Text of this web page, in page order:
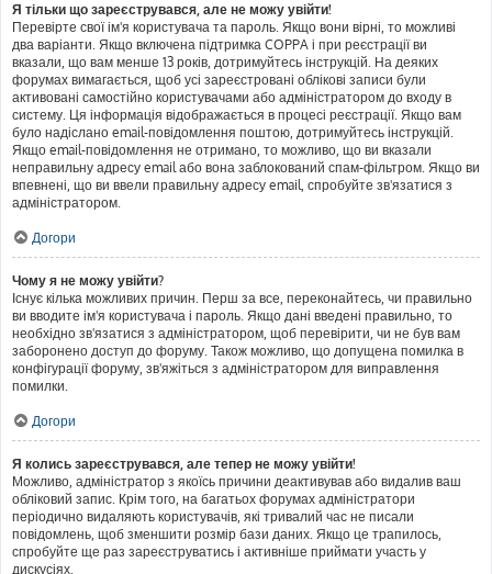
Я тільки що зареєструвався, але не можу увійти!
Перевірте свої ім'я користувача та пароль. Якщо вони вірні, то можливі
два варіанти. Якщо включена підтримка COPPA і при реєстрації ви
вказали, що вам менше 13 років, дотримуйтесь інструкцій. На деяких
форумах вимагається, щоб усі зареєстровані облікові записи були
активовані самостійно користувачами або адміністратором до входу в
систему. Ця інформація відображається в процесі реєстрації. Якщо вам
було надіслано email-повідомлення поштою, дотримуйтесь інструкцій.
Якщо email-повідомлення не отримано, то можливо, що ви вказали
неправильну адресу email або вона заблокований спам-фільтром. Якщо ви
впевнені, що ви ввели правильну адресу email, спробуйте зв'язатися з
адміністратором.
Догори
Чому я не можу увійти?
Існує кілька можливих причин. Перш за все, переконайтесь, чи правильно
ви вводите ім'я користувача і пароль. Якщо дані введені правильно, то
необхідно зв'язатися з адміністратором, щоб перевірити, чи не був вам
заборонено доступ до форуму. Також можливо, що допущена помилка в
конфігурації форуму, зв'яжіться з адміністратором для виправлення
помилки.
Догори
Я колись зареєструвався, але тепер не можу увійти!
Можливо, адміністратор з якоїсь причини деактивував або видалив ваш
обліковий запис. Крім того, на багатьох форумах адміністратори
періодично видаляють користувачів, які тривалий час не писали
повідомлень, щоб зменшити розмір бази даних. Якщо це трапилось,
спробуйте ще раз зареєструватись і активніше приймати участь у
дискусіях.